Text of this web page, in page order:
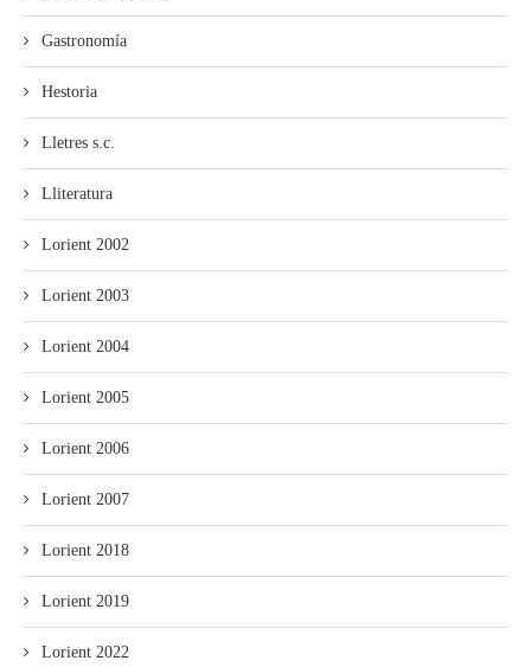
Gastronomía
Hestoria
Lletres s.c.
Lliteratura
Lorient 2002
Lorient 2003
Lorient 2004
Lorient 2005
Lorient 2006
Lorient 2007
Lorient 2018
Lorient 2019
Lorient 2022